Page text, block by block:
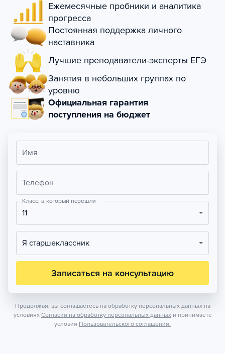
Ежемесячные пробники и аналитика
прогресса
Постоянная поддержка личного
наставника
Лучшие преподаватели-эксперты ЕГЭ
Занятия в небольших группах по
уровню
Официальная гарантия
поступления на бюджет
Имя
Телефон
Класс, в который перешли
11
Я старшеклассник
Записаться на консультацию
Продолжая, вы соглашаетесь на обработку персональных данных на
условиях Согласия на обработку персональных данных и принимаете
условия Пользовательского соглашения.